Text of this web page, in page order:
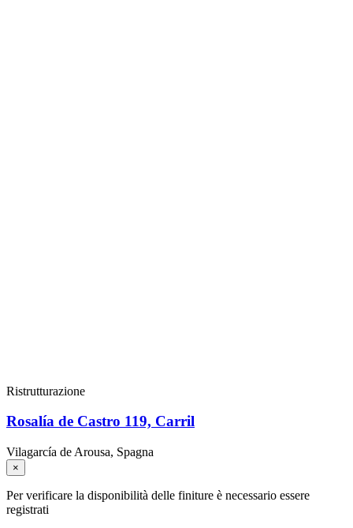
Ristrutturazione
Rosalía de Castro 119, Carril
Vilagarcía de Arousa, Spagna
×
Per verificare la disponibilità delle finiture è necessario essere
registrati